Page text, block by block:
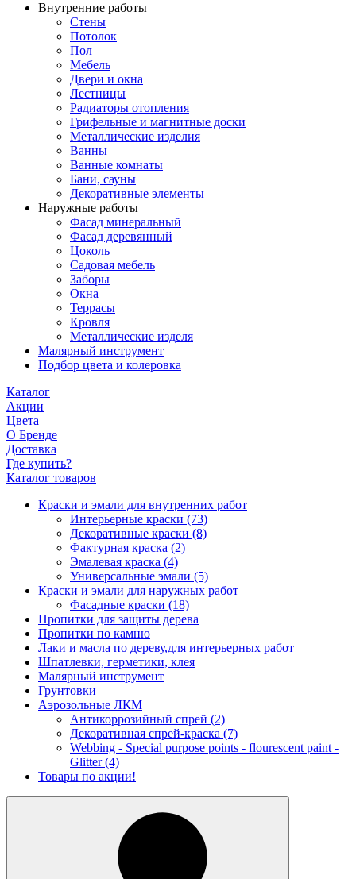
Внутренние работы
Стены
Потолок
Пол
Мебель
Двери и окна
Лестницы
Радиаторы отопления
Грифельные и магнитные доски
Металлические изделия
Ванны
Ванные комнаты
Бани, сауны
Декоративные элементы
Наружные работы
Фасад минеральный
Фасад деревянный
Цоколь
Садовая мебель
Заборы
Окна
Террасы
Кровля
Металлические изделя
Малярный инструмент
Подбор цвета и колеровка
Каталог
Акции
Цвета
О Бренде
Доставка
Где купить?
Каталог товаров
Краски и эмали для внутренних работ
Интерьерные краски (73)
Декоративные краски (8)
Фактурная краска (2)
Эмалевая краска (4)
Универсальные эмали (5)
Краски и эмали для наружных работ
Фасадные краски (18)
Пропитки для защиты дерева
Пропитки по камню
Лаки и масла по дереву,для интерьерных работ
Шпатлевки, герметики, клея
Малярный инструмент
Грунтовки
Аэрозольные ЛКМ
Антикоррозийный спрей (2)
Декоративная спрей-краска (7)
Webbing - Special purpose points - flourescent paint -
Glitter (4)
Товары по акции!